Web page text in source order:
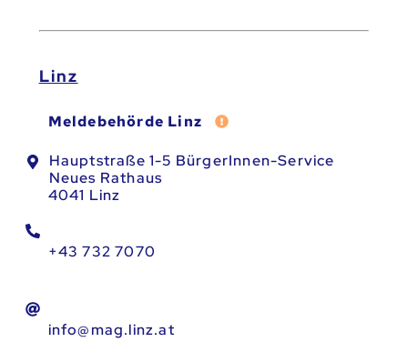
Linz
Meldebehörde Linz Fehler melden
Hauptstraße 1-5 BürgerInnen-Service
Neues Rathaus
4041 Linz
+43 732 7070
info@mag.linz.at